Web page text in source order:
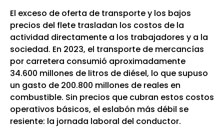
El exceso de oferta de transporte y los bajos
precios del flete trasladan los costos de la
actividad directamente a los trabajadores y a la
sociedad. En 2023, el transporte de mercancías
por carretera consumió aproximadamente
34.600 millones de litros de diésel, lo que supuso
un gasto de 200.800 millones de reales en
combustible. Sin precios que cubran estos costos
operativos básicos, el eslabón más débil se
resiente: la jornada laboral del conductor.